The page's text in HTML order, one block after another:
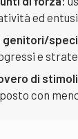
ed
genitori/
e
di
con